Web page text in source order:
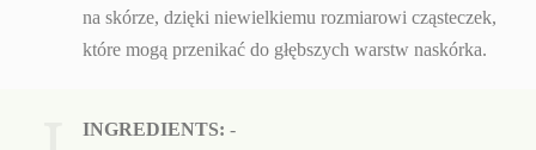
na skórze, dzięki niewielkiemu rozmiarowi cząsteczek,
które mogą przenikać do głębszych warstw naskórka.
INGREDIENTS: -